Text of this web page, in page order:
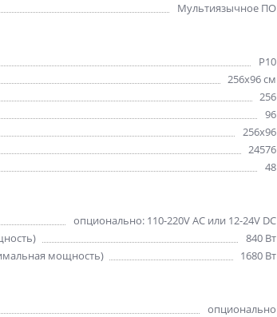
Мультиязычное ПО
Р10
256х96 см
256
96
256x96
24576
48
опционально: 110-220V AC или 12-24V DC
840 Вт
мощность)
1680 Вт
опционально